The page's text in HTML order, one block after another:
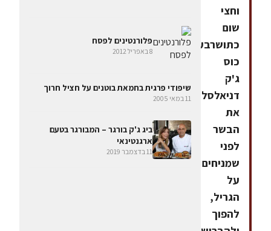
וחצי
שום
כתושרבע
כוס
ג'ק
דניאלסלהבריש
את
הבשר
לפני
שמניחים
על
הגריל,
להפוך
פלורנטינים לפסח
8 באפריל 2012
שיפודי פרגית בחמאת בוטנים על חציל חרוך
11 במאי 2005
ביג ג'ק בורגר – המבורגר בטעם
ארגנטינאי
11 בדצמבר 2019